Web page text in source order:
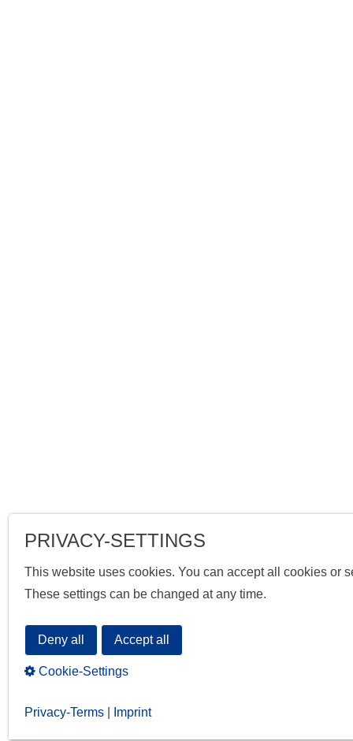
PRIVACY-SETTINGS
This website uses cookies. You can accept all cookies or
These settings can be changed at any time.
Deny all Accept all
Cookie-Settings
Privacy-Terms| Imprint